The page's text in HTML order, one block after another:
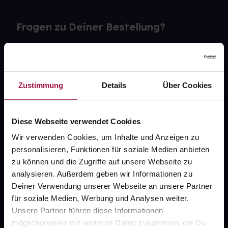
Zustimmung Details Über Cookies
Diese Webseite verwendet Cookies
Wir verwenden Cookies, um Inhalte und Anzeigen zu
personalisieren, Funktionen für soziale Medien anbieten
zu können und die Zugriffe auf unsere Webseite zu
analysieren. Außerdem geben wir Informationen zu
Deiner Verwendung unserer Webseite an unsere Partner
für soziale Medien, Werbung und Analysen weiter.
Unsere Partner führen diese Informationen
möglicherweise mit weiteren Daten zusammen, die Du
Fragen zu Deiner Bestellung?
gesund.de
Über uns
Karriere
Newsletter